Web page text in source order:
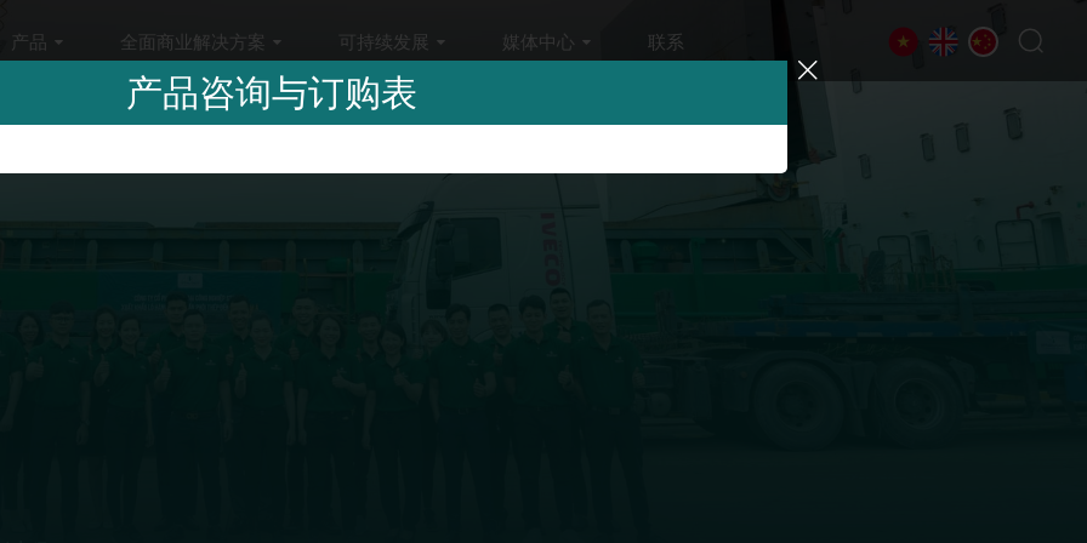
产品 全面商业解决方案 可持续发展 媒体中心 联系
产品咨询与订购表